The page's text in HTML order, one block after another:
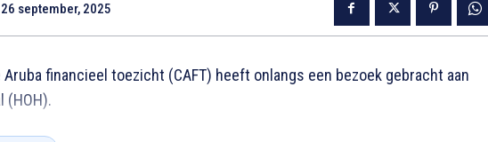
26 september, 2025
Aruba financieel toezicht (CAFT) heeft onlangs een bezoek gebracht aan
(HOH).